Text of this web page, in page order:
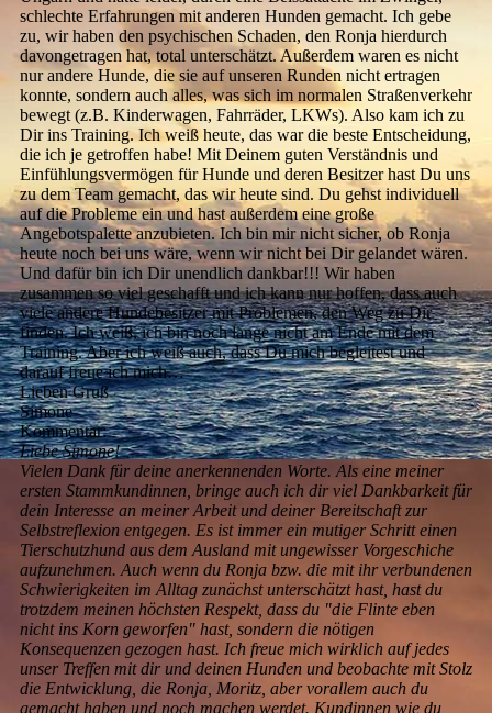
schlechte Erfahrungen mit anderen Hunden gemacht. Ich gebe
zu, wir haben den psychischen Schaden, den Ronja hierdurch
davongetragen hat, total unterschätzt. Außerdem waren es nicht
nur andere Hunde, die sie auf unseren Runden nicht ertragen
konnte, sondern auch alles, was sich im normalen Straßenverkehr
bewegt (z.B. Kinderwagen, Fahrräder, LKWs). Also kam ich zu
Dir ins Training. Ich weiß heute, das war die beste Entscheidung,
die ich je getroffen habe! Mit Deinem guten Verständnis und
Einfühlungsvermögen für Hunde und deren Besitzer hast Du uns
zu dem Team gemacht, das wir heute sind. Du gehst individuell
auf die Probleme ein und hast außerdem eine große
Angebotspalette anzubieten. Ich bin mir nicht sicher, ob Ronja
heute noch bei uns wäre, wenn wir nicht bei Dir gelandet wären.
Und dafür bin ich Dir unendlich dankbar!!! Wir haben
zusammen so viel geschafft und ich kann nur hoffen, dass auch
viele andere Hundebesitzer mit Problemen, den Weg zu Dir
finden. Ich weiß, ich bin noch lange nicht am Ende mit dem
Training. Aber ich weiß auch, dass Du mich begleitest und
darauf freue ich mich…
Lieben Gruß
Simone
Kommentar:
Liebe Simone!
Vielen Dank für deine anerkennenden Worte. Als eine meiner
ersten Stammkundinnen, bringe auch ich dir viel Dankbarkeit für
dein Interesse an meiner Arbeit und deiner Bereitschaft zur
Selbstreflexion entgegen. Es ist immer ein mutiger Schritt einen
Tierschutzhund aus dem Ausland mit ungewisser Vorgeschiche
aufzunehmen. Auch wenn du Ronja bzw. die mit ihr verbundenen
Schwierigkeiten im Alltag zunächst unterschätzt hast, hast du
trotzdem meinen höchsten Respekt, dass du "die Flinte eben
nicht ins Korn geworfen" hast, sondern die nötigen
Konsequenzen gezogen hast. Ich freue mich wirklich auf jedes
unser Treffen mit dir und deinen Hunden und beobachte mit Stolz
die Entwicklung, die Ronja, Moritz, aber vorallem auch du
gemacht haben und noch machen werdet. Kundinnen wie du,